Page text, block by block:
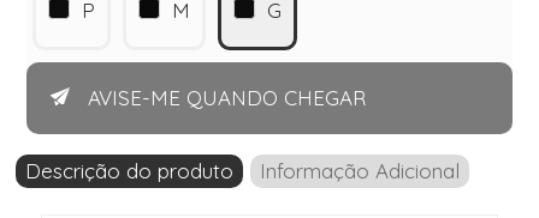
P M G
AVISE-ME QUANDO CHEGAR
Descrição do produto Informação Adicional